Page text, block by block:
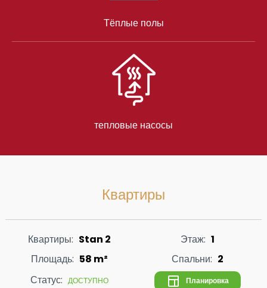
Тёплые полы
тепловые насосы
Квартиры
Квартиры: Stan 2 Этаж: 1
Площадь: 58 m² Спальни: 2
Статус: ДОСТУПНО Планировка